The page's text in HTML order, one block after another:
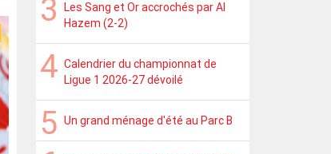
Les Sang et Or accrochés par Al
Hazem (2-2)
Calendrier du championnat de
Ligue 1 2026-27 dévoilé
Un grand ménage d'été au Parc B